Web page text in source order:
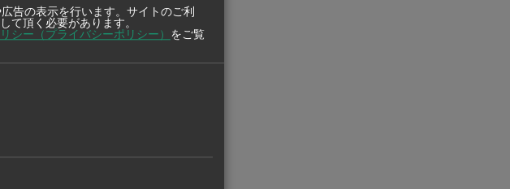
た。
告の表示を行います。サイトのご利
て頂く必要があります。
シー（プライバシーポリシー） をご覧